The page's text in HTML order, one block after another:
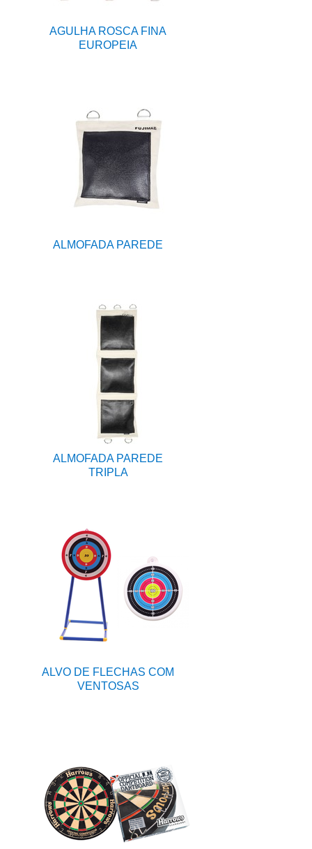
AGULHA ROSCA FINA
EUROPEIA
ALMOFADA PAREDE
ALMOFADA PAREDE
TRIPLA
ALVO DE FLECHAS COM
VENTOSAS